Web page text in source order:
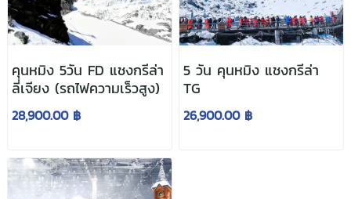
คุนหมิง 5วัน FD แชงกรีล่า
ลี่เจียง (รถไฟความเร็วสูง)
28,900.00 ฿
5 วัน คุนหมิง แชงกรีล่า
TG
26,900.00 ฿